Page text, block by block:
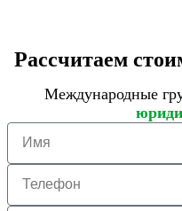
Рассчитаем
Международные